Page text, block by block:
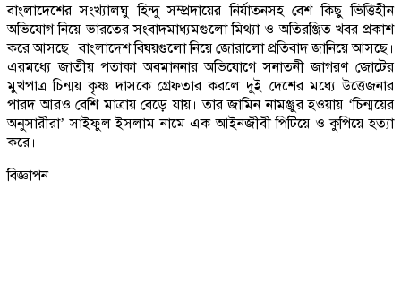
বাংলাদেশের সংখ্যালঘু হিন্দু সম্প্রদায়ের নির্যাতনসহ বেশ কিছু ভিত্তিহীন
অভিযোগ নিয়ে ভারতের সংবাদমাধ্যমগুলো মিথ্যা ও অতিরঞ্জিত খবর প্রকাশ
করে আসছে। বাংলাদেশ বিষয়গুলো নিয়ে জোরালো প্রতিবাদ জানিয়ে আসছে।
এরমধ্যে জাতীয় পতাকা অবমাননার অভিযোগে সনাতনী জাগরণ জোটের
মুখপাত্র চিন্ময় কৃষ্ণ দাসকে গ্রেফতার করলে দুই দেশের মধ্যে উত্তেজনার
পারদ আরও বেশি মাত্রায় বেড়ে যায়। তার জামিন নামঞ্জুর হওয়ায় ‘চিন্ময়ের
অনুসারীরা’ সাইফুল ইসলাম নামে এক আইনজীবী পিটিয়ে ও কুপিয়ে হত্যা
করে।
বিজ্ঞাপন